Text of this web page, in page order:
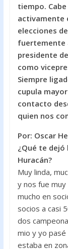
tiempo.
activamente
elecciones
fuertemente
presidente
como
Siempre
cupula
contacto
quien nos
Por: Oscar
¿Qué te dejó
Huracán?
Muy linda,
y nos fue
mucho en
socios a casi
dos
mio y yo pasé
estaba en